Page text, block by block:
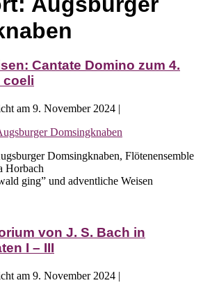
Cantate Domino zum 4.
coeli
am 9. November 2024 |
Domsingknaben, Flötenensemble
Horbach
ging” und adventliche Weisen
von J. S. Bach in
I – III
am 9. November 2024 |